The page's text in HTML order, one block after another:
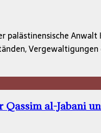
al-Jabani